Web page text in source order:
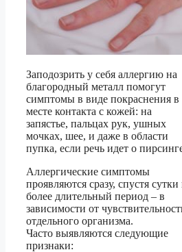
Заподозрить у себя аллергию на
благородный металл помогут
симптомы в виде покраснения в
месте контакта с кожей: на
запястье, пальцах рук, ушных
мочках, шее, и даже в области
пупка, если речь идет о
Аллергические симптомы
проявляются сразу, спустя сутки
более длительный период – в
зависимости от
отдельного организма.
Часто выявляются следующие
признаки: